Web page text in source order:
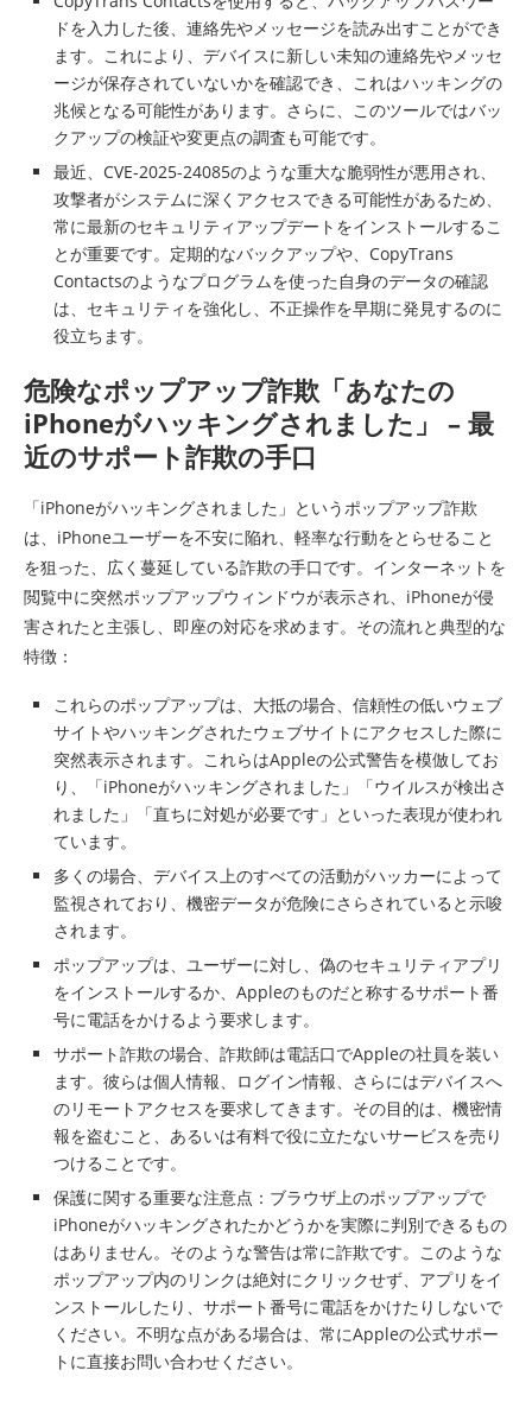
ドを入力した後、連絡先やメッセージを読み出すことができ
ます。これにより、デバイスに新しい未知の連絡先やメッセ
ージが保存されていないかを確認でき、これはハッキングの
兆候となる可能性があります。さらに、このツールではバッ
クアップの検証や変更点の調査も可能です。
最近、CVE-2025-24085のような重大な脆弱性が悪用され、
攻撃者がシステムに深くアクセスできる可能性があるため、
常に最新のセキュリティアップデートをインストールするこ
とが重要です。定期的なバックアップや、CopyTrans
Contactsのようなプログラムを使った自身のデータの確認
は、セキュリティを強化し、不正操作を早期に発見するのに
役立ちます。
危険なポップアップ詐欺「あなたの
iPhoneがハッキングされました」 – 最
近のサポート詐欺の手口
「iPhoneがハッキングされました」というポップアップ詐欺
は、iPhoneユーザーを不安に陥れ、軽率な行動をとらせること
を狙った、広く蔓延している詐欺の手口です。インターネットを
閲覧中に突然ポップアップウィンドウが表示され、iPhoneが侵
害されたと主張し、即座の対応を求めます。その流れと典型的な
特徴：
これらのポップアップは、大抵の場合、信頼性の低いウェブ
サイトやハッキングされたウェブサイトにアクセスした際に
突然表示されます。これらはAppleの公式警告を模倣してお
り、「iPhoneがハッキングされました」「ウイルスが検出さ
れました」「直ちに対処が必要です」といった表現が使われ
ています。
多くの場合、デバイス上のすべての活動がハッカーによって
監視されており、機密データが危険にさらされていると示唆
されます。
ポップアップは、ユーザーに対し、偽のセキュリティアプリ
をインストールするか、Appleのものだと称するサポート番
号に電話をかけるよう要求します。
サポート詐欺の場合、詐欺師は電話口でAppleの社員を装い
ます。彼らは個人情報、ログイン情報、さらにはデバイスへ
のリモートアクセスを要求してきます。その目的は、機密情
報を盗むこと、あるいは有料で役に立たないサービスを売り
つけることです。
保護に関する重要な注意点：ブラウザ上のポップアップで
iPhoneがハッキングされたかどうかを実際に判別できるもの
はありません。そのような警告は常に詐欺です。このような
ポップアップ内のリンクは絶対にクリックせず、アプリをイ
ンストールしたり、サポート番号に電話をかけたりしないで
ください。不明な点がある場合は、常にAppleの公式サポー
トに直接お問い合わせください。